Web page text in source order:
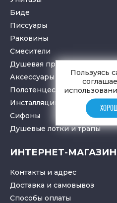
Биде
Писсуары
Раковины
Смесители
Душевая программа
Аксессуары в ванную
Полотенцесушители
Инсталляции для санузлов
Cифоны
Душевые лоткиитрапы
ИНТЕРНЕТ-МАГАЗИН
Контакты и адрес
Доставка и самовывоз
Способы оплаты
Пользуясь